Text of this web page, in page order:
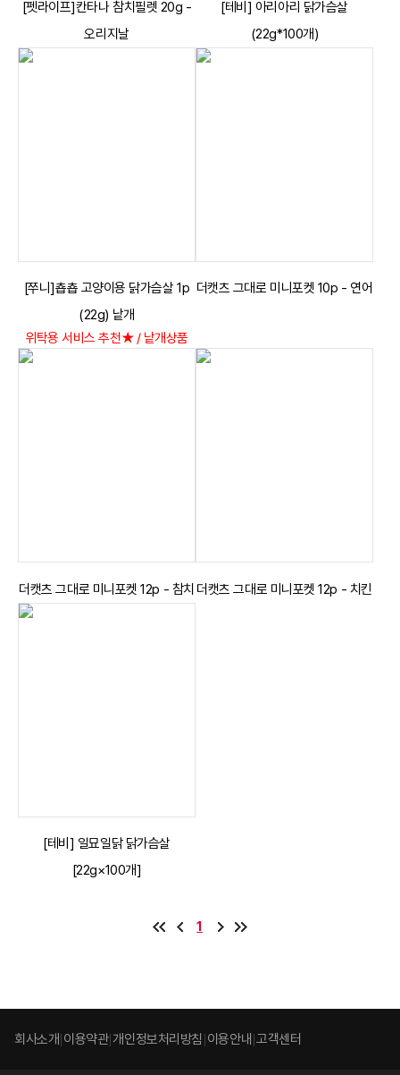
[펫라이프]칸타나 참치필렛 20g -
오리지날
[테비] 아리아리 닭가슴살
(22g*100개)
[쭈니]춉춉 고양이용 닭가슴살 1p
(22g) 낱개
위탁용 서비스 추천★ / 낱개상품
더캣츠 그대로 미니포켓 10p - 연어
더캣츠 그대로 미니포켓 12p - 참치 더캣츠 그대로 미니포켓 12p - 치킨
[테비] 일묘일닭 닭가슴살
[22g×100개]
1
회사소개 이용약관 개인정보처리방침 이용안내 고객센터